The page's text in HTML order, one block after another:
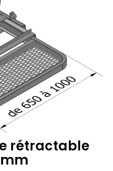
rétractable